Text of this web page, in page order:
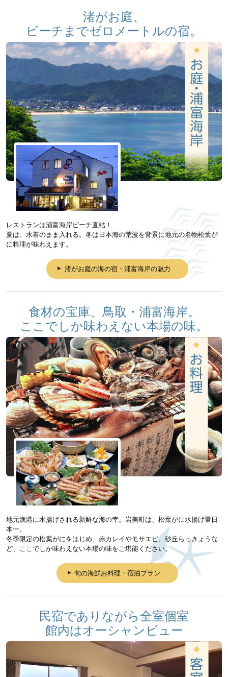
渚がお庭、
ビーチまでゼロメートルの宿。
レストランは浦富海岸ビーチ直結！
夏は、水着のまま入れる。冬は日本海の荒波を背景に地元の名物松葉が
に料理が味わえます。
渚がお庭の海の宿・浦富海岸の魅力
食材の宝庫、鳥取・浦富海岸。
ここでしか味わえない本場の味。
地元漁港に水揚げされる新鮮な海の幸。岩美町は、松葉がに水揚げ量日
本一。
冬季限定の松葉がにをはじめ、赤カレイやモサエビ、砂丘らっきょうな
ど、ここでしか味わえない本場の味をご堪能ください。
旬の海鮮お料理・宿泊プラン
民宿でありながら全室個室
館内はオーシャンビュー